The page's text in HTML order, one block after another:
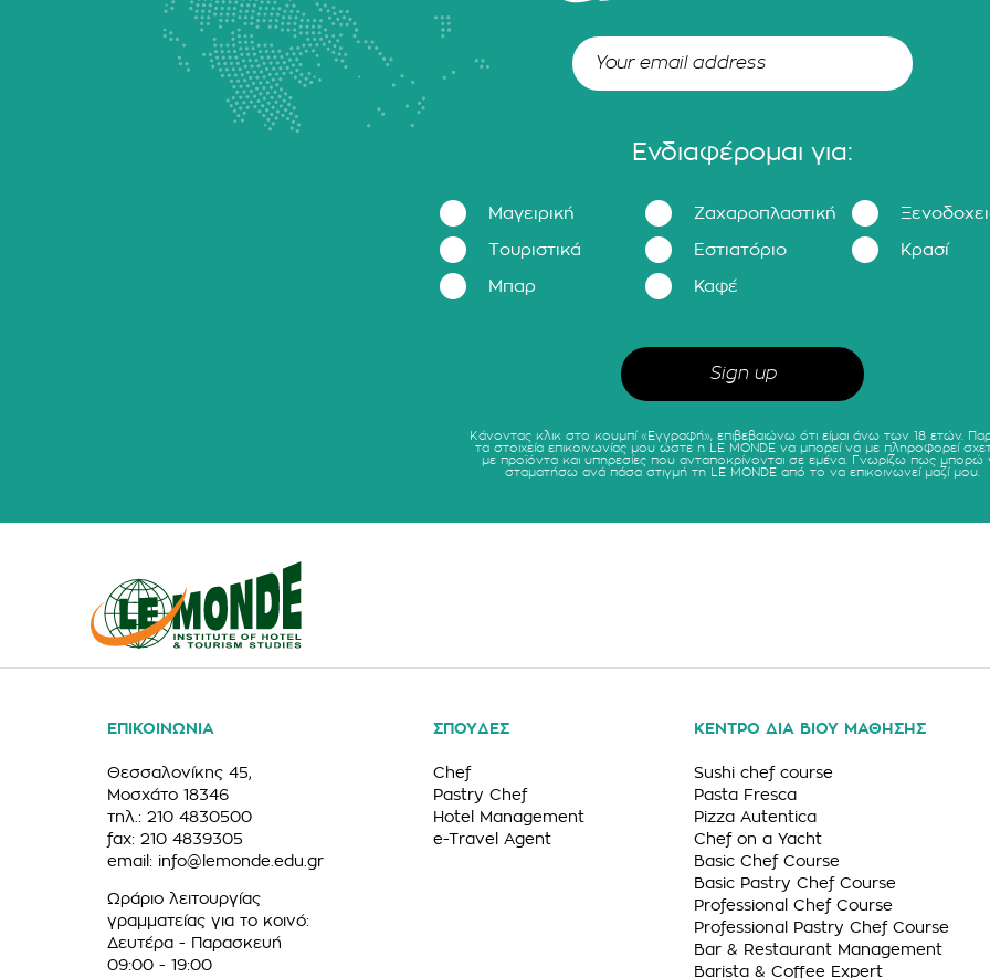
Ενδιαφέρομαι για:
Μαγειρική Ζαχαροπλαστική
Τουριστικά Εστιατόριο Κρασί
Μπαρ Καφέ
Κάνοντας κλικ στο κουμπί «Εγγραφή», επιβεβαιώνω ότι είμαι άνω των 18 ετών.
τα στοιχεία επικοινωνίας μου ώστε η LE MONDE να μπορεί να με πληροφορεί
με προϊόντα και υπηρεσίες που ανταποκρίνονται σε εμένα. Γνωρίζω πως μπορώ
σταματήσω ανά πάσα στιγμή τη LE MONDE από το να επικοινωνεί μαζί μου.
ΕΠΙΚΟΙΝΩΝΙΑ
Θεσσαλονίκης 45,
Μοσχάτο 18346
τηλ.: 210 4830500
fax: 210 4839305
email: info@lemonde.edu.gr
Ωράριο λειτουργίας
γραμματείας για το κοινό:
Δευτέρα - Παρασκευή
09:00 - 19:00
ΣΠΟΥΔΕΣ
Chef
Pastry Chef
Hotel Management
e-Travel Agent
ΚΕΝΤΡΟ ΔΙΑ ΒΙΟΥ ΜΑΘΗΣΗΣ
Sushi chef course
Pasta Fresca
Pizza Autentica
Chef on a Yacht
Basic Chef Course
Basic Pastry Chef Course
Professional Chef Course
Professional Pastry Chef Course
Bar & Restaurant Management
Barista & Coffee Expert